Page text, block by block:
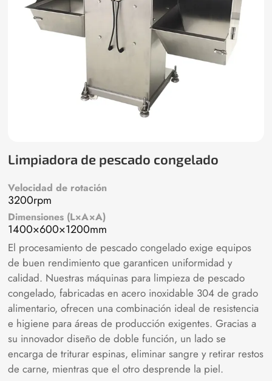
Limpiadora de pescado congelado
Velocidad de rotación
3200rpm
Dimensiones (L×A×A)
1400×600×1200mm
El procesamiento de pescado congelado exige equipos
de buen rendimiento que garanticen uniformidad y
calidad. Nuestras máquinas para limpieza de pescado
congelado, fabricadas en acero inoxidable 304 de grado
alimentario, ofrecen una combinación ideal de resistencia
e higiene para áreas de producción exigentes. Gracias a
su innovador diseño de doble función, un lado se
encarga de triturar espinas, eliminar sangre y retirar restos
de carne, mientras que el otro desprende la piel.